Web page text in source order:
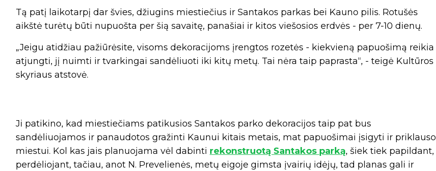
Tą patį laikotarpį dar švies, džiugins miestiečius ir Santakos parkas bei Kauno pilis. Rotušės
aikštė turėtų būti nupuošta per šią savaitę, panašiai ir kitos viešosios erdvės - per 7-10 dienų.
„Jeigu atidžiau pažiūrėsite, visoms dekoracijoms įrengtos rozetės - kiekvieną papuošimą reikia
atjungti, jį nuimti ir tvarkingai sandėliuoti iki kitų metų. Tai nėra taip paprasta“, - teigė Kultūros
skyriaus atstovė.
Ji patikino, kad miestiečiams patikusios Santakos parko dekoracijos taip pat bus
sandėliuojamos ir panaudotos gražinti Kaunui kitais metais, mat papuošimai įsigyti ir priklauso
miestui. Kol kas jais planuojama vėl dabinti rekonstruotą Santakos parką, šiek tiek papildant,
perdėliojant, tačiau, anot N. Prevelienės, metų eigoje gimsta įvairių idėjų, tad planas gali ir